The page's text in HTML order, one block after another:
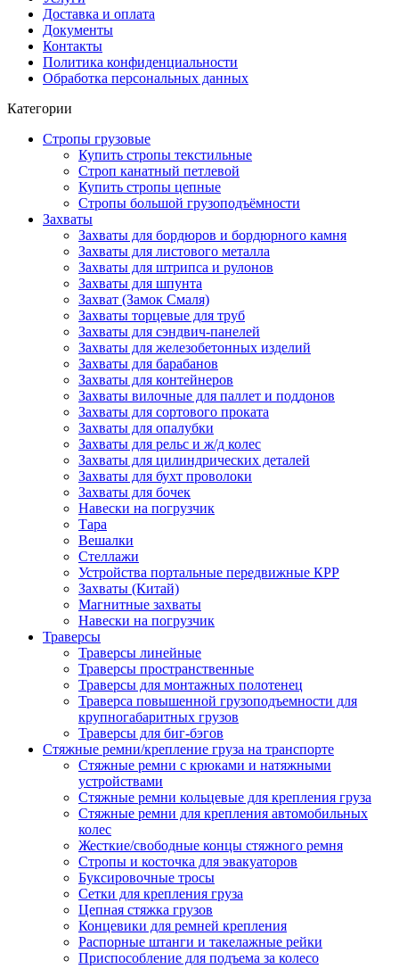
Доставка и оплата
Документы
Контакты
Политика конфиденциальности
Обработка персональных данных
Категории
Стропы грузовые
Купить стропы текстильные
Строп канатный петлевой
Купить стропы цепные
Стропы большой грузоподъёмности
Захваты
Захваты для бордюров и бордюрного камня
Захваты для листового металла
Захваты для штрипса и рулонов
Захваты для шпунта
Захват (Замок Смаля)
Захваты торцевые для труб
Захваты для сэндвич-панелей
Захваты для железобетонных изделий
Захваты для барабанов
Захваты для контейнеров
Захваты вилочные для паллет и поддонов
Захваты для сортового проката
Захваты для опалубки
Захваты для рельс и ж/д колес
Захваты для цилиндрических деталей
Захваты для бухт проволоки
Захваты для бочек
Навески на погрузчик
Тара
Вешалки
Стеллажи
Устройства портальные передвижные КРР
Захваты (Китай)
Магнитные захваты
Навески на погрузчик
Траверсы
Траверсы линейные
Траверсы пространственные
Траверсы для монтажных полотенец
Траверса повышенной грузоподъемности для
крупногабаритных грузов
Траверсы для биг-бэгов
Стяжные ремни/крепление груза на транспорте
Стяжные ремни с крюками и натяжными
устройствами
Стяжные ремни кольцевые для крепления груза
Стяжные ремни для крепления автомобильных
колес
Жесткие/свободные концы стяжного ремня
Стропы и косточка для эвакуаторов
Буксировочные тросы
Сетки для крепления груза
Цепная стяжка грузов
Концевики для ремней крепления
Распорные штанги и такелажные рейки
Приспособление для подъема за колесо